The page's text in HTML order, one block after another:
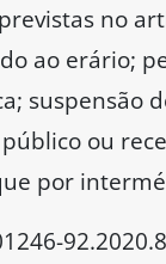
no
ao erário;
suspensão
ou
por